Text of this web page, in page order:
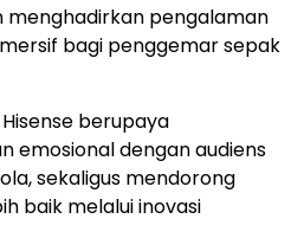
pengalaman
bagi penggemar sepak
berupaya
emosional dengan audiens
sekaligus mendorong
baik melalui inovasi